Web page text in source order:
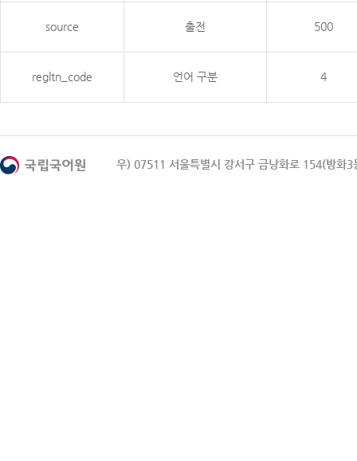
source 출전 500
regltn_code 언어 구분 4
우) 07511 서울특별시 강서구 금낭화로 154(방화3